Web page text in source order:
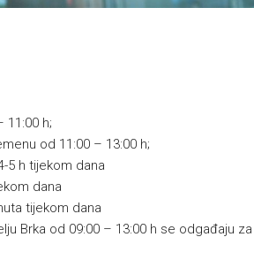
11:00 h;
od 11:00 – 13:00 h;
5 h tijekom dana
dana
tijekom dana
Brka od 09:00 – 13:00 h se odgađaju